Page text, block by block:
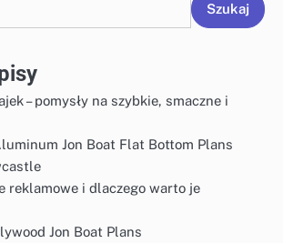
Szukaj
– pomysły na szybkie, smaczne i
Jon Boat Flat Bottom Plans
reklamowe i dlaczego warto je
Jon Boat Plans